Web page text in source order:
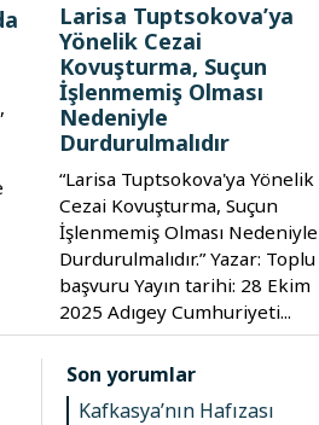
Larisa Tuptsokova’ya
Yönelik Cezai
Kovuşturma, Suçun
İşlenmemiş Olması
Nedeniyle
Durdurulmalıdır
“Larisa Tuptsokova'ya Yönelik
Cezai Kovuşturma, Suçun
İşlenmemiş Olması Nedeniyle
Durdurulmalıdır.” Yazar: Toplu
başvuru Yayın tarihi: 28 Ekim
2025 Adıgey Cumhuriyeti...
Son yorumlar
Kafkasya’nın Hafızası